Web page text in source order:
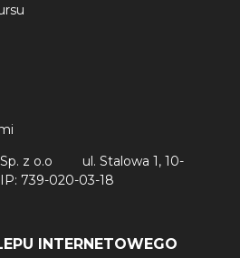
z o.o
ul. Stalowa 1, 10-
739-020-03-18
INTERNETOWEGO